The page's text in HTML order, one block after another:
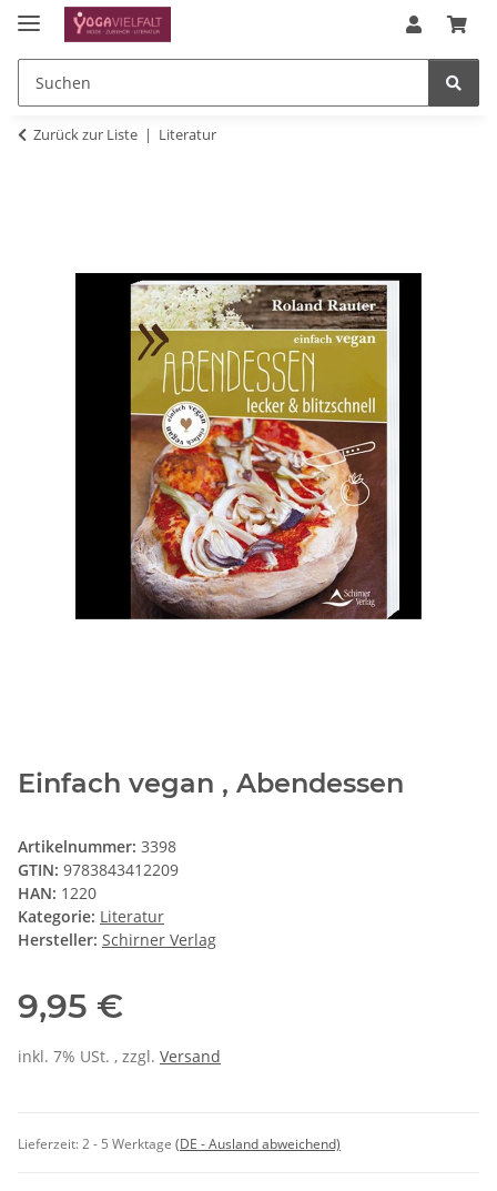
Zurück zur Liste Literatur
Einfach vegan , Abendessen
Artikelnummer: 3398
GTIN: 9783843412209
HAN: 1220
Kategorie: Literatur
Hersteller: Schirner Verlag
9,95 €
inkl. 7% USt. , zzgl. Versand
Lieferzeit:2 - 5 Werktage (DE - Ausland abweichend)